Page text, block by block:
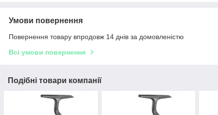
Умови повернення
Повернення товару впродовж 14 днів за домовленістю
Всі умови повернення
Подібні товари компанії